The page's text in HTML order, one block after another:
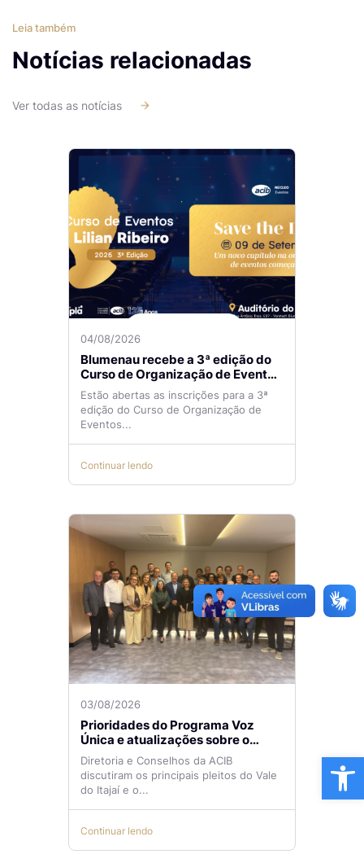
Leia também
Notícias relacionadas
Ver todas as notícias
04/08/2026
Blumenau recebe a 3ª edição do
Curso de Organização de Eventos
Lilian Ribeiro
Estão abertas as inscrições para a 3ª
edição do Curso de Organização de
Eventos...
Continuar lendo
03/08/2026
Prioridades do Programa Voz
Única e atualizações sobre o
Aeroporto de Navegantes são
temas de reunião na ACIB
Diretoria e Conselhos da ACIB
discutiram os principais pleitos do Vale
do Itajaí e o...
Continuar lendo